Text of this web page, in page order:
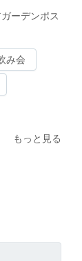
ーデンポス
み会
もっと見る